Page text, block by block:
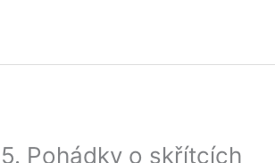
5. Pohádky o skřítcích